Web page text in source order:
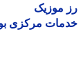
موزیک
مرکزی بوش